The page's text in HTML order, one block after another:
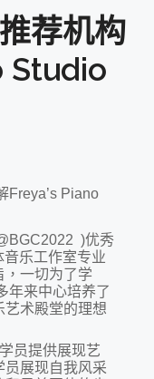
荐机构
Studio
Freya’s Piano
)优秀
乐工作室专业
，一切为了学
年来中心培养了
艺术殿堂的理想
员提供展现艺
员展现自我风采